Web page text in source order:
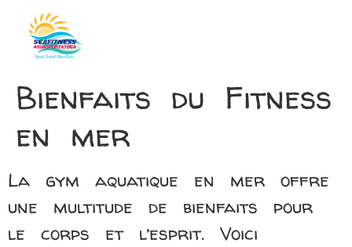
Bienfaits du Fitness
en mer
La gym aquatique en mer offre
une multitude de bienfaits pour
le corps et l’esprit. Voici